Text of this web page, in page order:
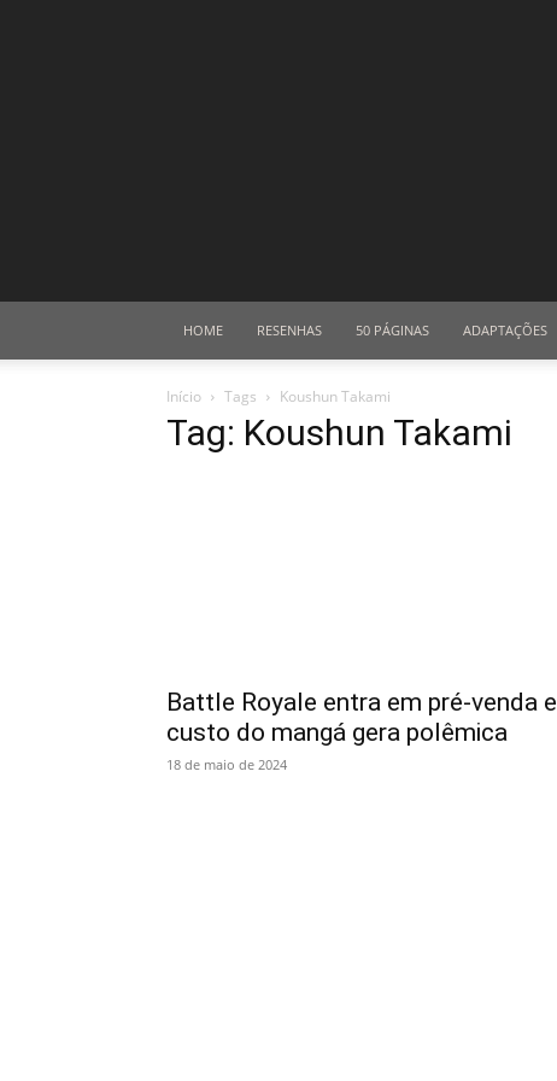
HOME RESENHAS 50 PÁGINAS ADAPTAÇÕES
Início Tags Koushun Takami
Tag: Koushun Takami
Battle Royale entra em pré-venda e
custo do mangá gera polêmica
18 de maio de 2024